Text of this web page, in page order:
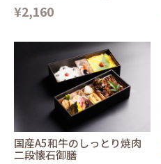
¥2,160
国産A5和牛のしっとり焼肉
二段懐石御膳